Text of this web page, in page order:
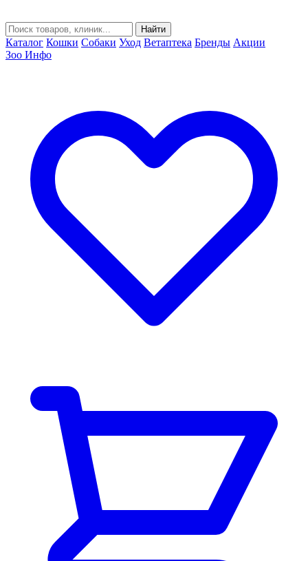
Найти
Каталог Кошки Собаки Уход Ветаптека Бренды Акции
Зоо Инфо